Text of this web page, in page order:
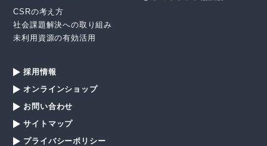
CSRの考え方
社会課題解決への取り組み
未利用資源の有効活用
採用情報
オンラインショップ
お問い合わせ
サイトマップ
プライバシーポリシー